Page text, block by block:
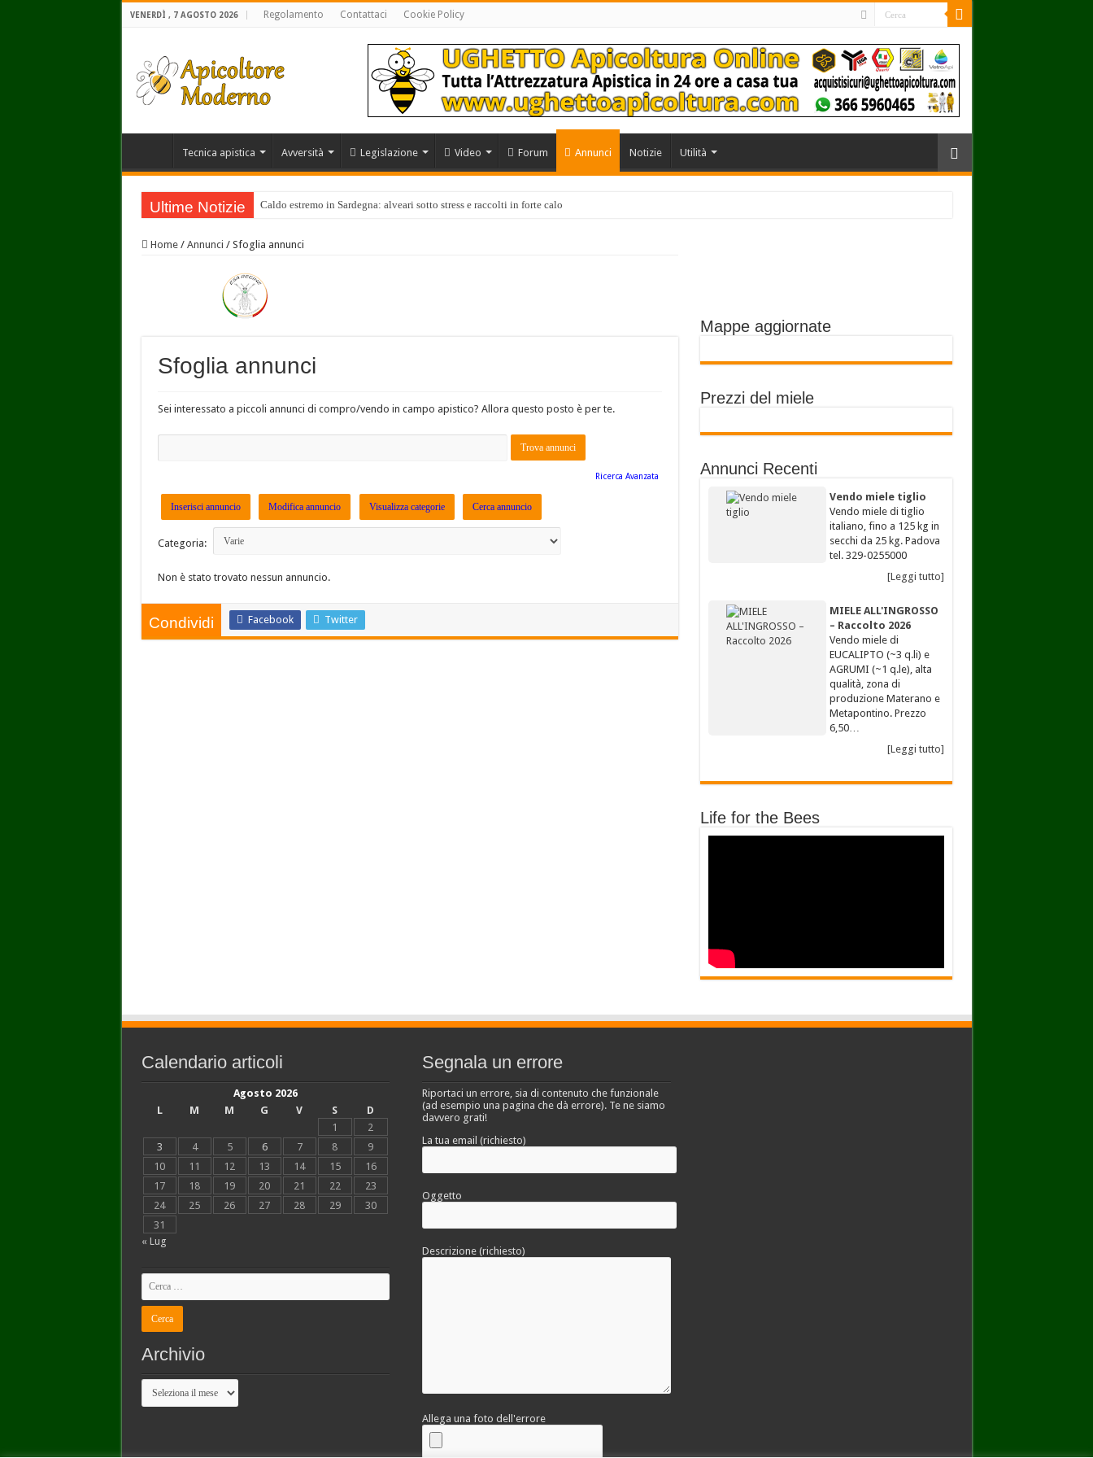
VENERDÌ , 7 AGOSTO 2026 Regolamento Contattaci Cookie Policy
Tecnica apistica Avversità Legislazione Video Forum Annunci Notizie Utilità
Ultime Notizie Caldo estremo in Sardegna: alveari sotto stress e raccolti in forte calo
Home / Annunci / Sfoglia annunci
Sfoglia annunci
Sei interessato a piccoli annunci di compro/vendo in campo apistico? Allora questo posto è per te.
Ricerca Avanzata
Inserisci annuncio Modifica annuncio Visualizza categorie Cerca annuncio
Categoria:
Non è stato trovato nessun annuncio.
Condividi Facebook Twitter
Mappe aggiornate
Prezzi del miele
Annunci Recenti
Vendo miele tiglio
Vendo miele di tiglio
italiano, fino a 125 kg in
secchi da 25 kg. Padova
tel. 329-0255000
[Leggi tutto]
MIELE ALL'INGROSSO
– Raccolto 2026
Vendo miele di
EUCALIPTO (~3 q.li) e
AGRUMI (~1 q.le), alta
qualità, zona di
produzione Materano e
Metapontino. Prezzo
6,50…
[Leggi tutto]
Life for the Bees
Calendario articoli
Agosto 2026
L
M M G V S
D
1
2
3
4 5 6 7 8
9
10
11 12 13 14 15
16
17
18 19 20 21 22
23
24
25 26 27 28 29
30
31
« Lug
Archivio
Archivio
Segnala un errore
Riportaci un errore, sia di contenuto che funzionale
(ad esempio una pagina che dà errore). Te ne siamo
davvero grati!
La tua email (richiesto)
Oggetto
Descrizione (richiesto)
Allega una foto dell'errore